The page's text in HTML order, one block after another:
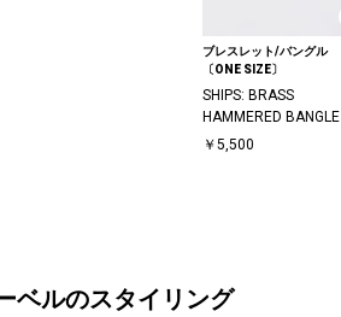
ブレスレット/バングル
〔ONE SIZE〕
SHIPS: BRASS
HAMMERED BANGLE
￥5,500
ベルのスタイリング